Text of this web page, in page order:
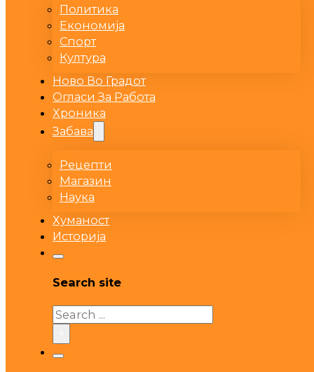
Политика
Економија
Спорт
Култура
Ново Во Градот
Огласи За Работа
Хроника
Забава
Рецепти
Магазин
Наука
Хуманост
Историја
Search site
Search